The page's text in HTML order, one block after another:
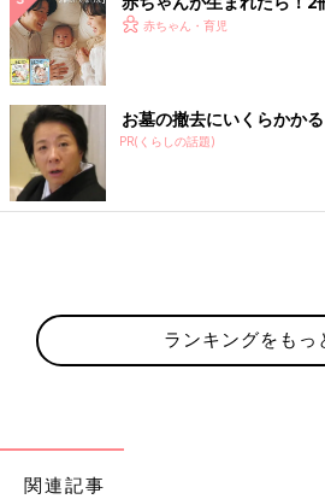
赤ちゃん・育児
お墓の撤去にいくらかか
PR(くらしの話題)
ランキングをもっ
関連記事